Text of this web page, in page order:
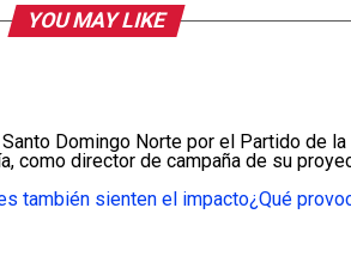
YOU MAY LIKE
Domingo Norte por el Partido de
como director de campaña de su
también sienten el impacto¿Qué